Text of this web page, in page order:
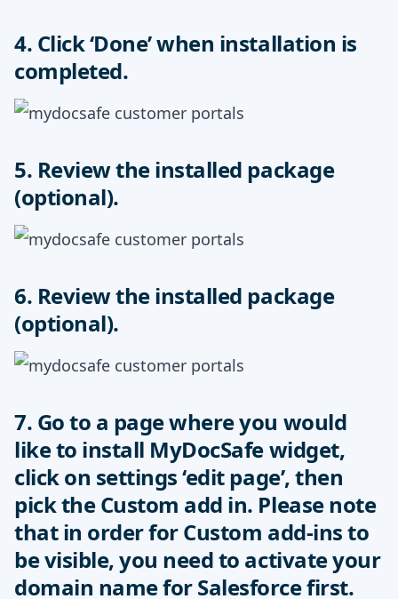
4. Click ‘Done’ when installation is
completed.
5. Review the installed package
(optional).
6. Review the installed package
(optional).
7. Go to a page where you would
like to install MyDocSafe widget,
click on settings ‘edit page’, then
pick the Custom add in. Please note
that in order for Custom add-ins to
be visible, you need to activate your
domain name for Salesforce first.